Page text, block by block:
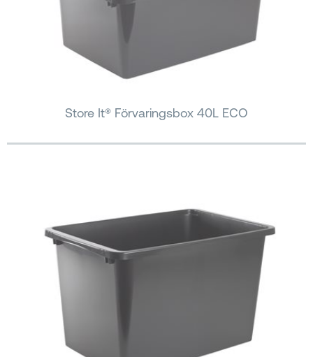
Store It® Förvaringsbox 40L ECO